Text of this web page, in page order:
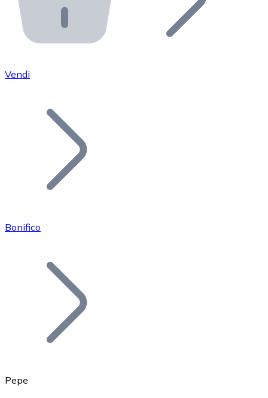
API Bitnovo
Integra la nostra API nel tuo ecosistema.
Unisciti alla nostra rete di rivenditori e
Aggiungi il token del tuo progetto al nostro servizio di
Bitcoin
Vendi
Bonifico
Pepe